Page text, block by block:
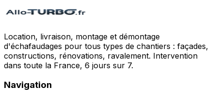
Location, livraison, montage et démontage
d'échafaudages pour tous types de chantiers : façades,
constructions, rénovations, ravalement. Intervention
dans toute la France, 6 jours sur 7.
Navigation